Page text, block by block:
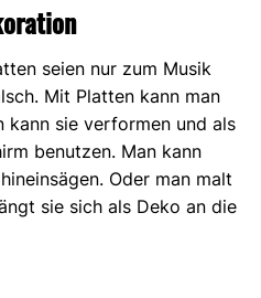
seien nur zum Musik
Mit Platten kann man
kann sie verformen und als
benutzen. Man kann
Oder man malt
sie sich als Deko an die